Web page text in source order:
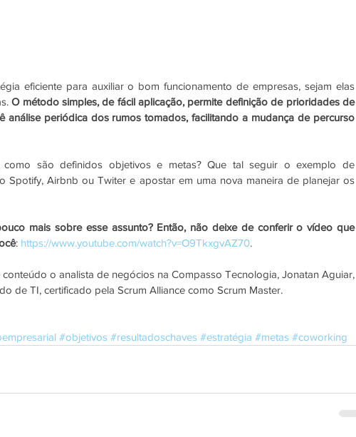
eficiente para auxiliar o bom funcionamento de empresas, sejam elas
O método simples, de fácil aplicação, permite definição de prioridades de
análise periódica dos rumos tomados, facilitando a mudança de percurso
como são definidos objetivos e metas? Que tal seguir o exemplo de
Spotify, Airbnb ou Twiter e apostar em uma nova maneira de planejar os
mais sobre esse assunto? Então, não deixe de conferir o vídeo que
: https://www.youtube.com/watch?v=O9TkxgvAZ70.
o analista de negócios na Compasso Tecnologia, Jonatan Aguiar,
de TI, certificado pela Scrum Alliance como Scrum Master.
#objetivos #resultadoschaves #estratégia #metas #coworking